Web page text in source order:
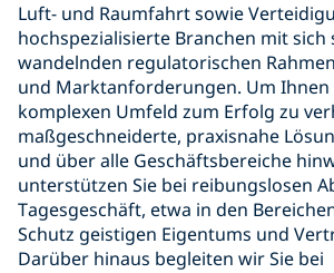
Luft- und Raumfahrt sowie
hochspezialisierte Branchen mit sich
wandelnden regulatorischen
und Marktanforderungen. Um Ihnen
komplexen Umfeld zum Erfolg zu
maßgeschneiderte, praxisnahe
und über alle Geschäftsbereiche
unterstützen Sie bei reibungslosen
Tagesgeschäft, etwa in den
Schutz geistigen Eigentums und
Darüber hinaus begleiten wir Sie bei